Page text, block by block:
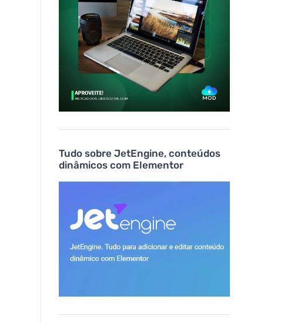
Tudo sobre JetEngine, conteúdos
dinâmicos com Elementor